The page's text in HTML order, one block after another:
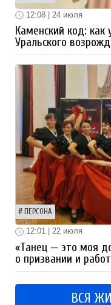
12:08 | 24 июля
Каменский код: как
Уральского
ПЕРСОНА
12:01 | 22 июля
«Танец — это моя
о призвании и
ВСЯ